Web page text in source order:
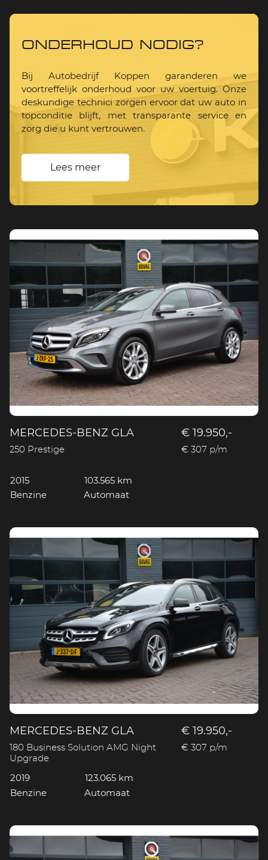
ONDERHOUD NODIG?
Bij Autobedrijf Koppen garanderen we
voortreffelijk onderhoud voor uw voertuig. Onze
deskundige technici zorgen ervoor dat uw auto in
topconditie blijft, met transparante service en
zorg die u kunt vertrouwen.
Lees meer
MERCEDES-BENZ GLA
250 Prestige
€ 19.950,-
€ 307 p/m
2015
103.565 km
Benzine
Automaat
MERCEDES-BENZ GLA
180 Business Solution AMG Night
Upgrade
€ 19.950,-
€ 307 p/m
2019
123.065 km
Benzine
Automaat